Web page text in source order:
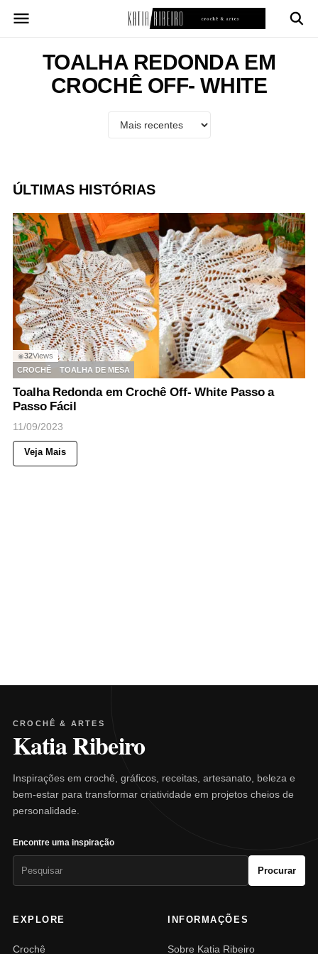
para
conteúdoTOALHA REDONDA EM
CROCHÊ OFF- WHITE
ÚLTIMAS HISTÓRIAS
◉32Views
CROCHÊ
TOALHA DE MESA
Toalha Redonda em Crochê Off- White Passo a
Passo Fácil
11/09/2023
Veja Mais
CROCHÊ & ARTES
Katia Ribeiro
Inspirações em crochê, gráficos, receitas, artesanato, beleza e
bem-estar para transformar criatividade em projetos cheios de
personalidade.
Encontre uma inspiração
Procurar
EXPLORE
Crochê
INFORMAÇÕES
Sobre Katia Ribeiro